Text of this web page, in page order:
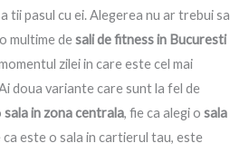
tii pasul cu ei. Alegerea nu ar trebui sa
multime desali de fitness in Bucuresti
zilei in care este cel mai
doua variante care sunt la fel de
sala in zona centrala, fie ca alegi o sala
ca este o sala in cartierul tau, este